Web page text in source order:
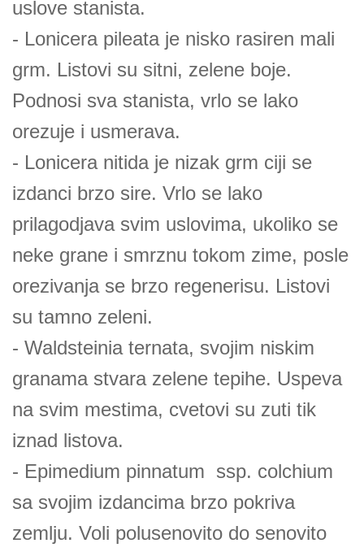
uslove stanista.
- Lonicera pileata je nisko rasiren mali
grm. Listovi su sitni, zelene boje.
Podnosi sva stanista, vrlo se lako
orezuje i usmerava.
- Lonicera nitida je nizak grm ciji se
izdanci brzo sire. Vrlo se lako
prilagodjava svim uslovima, ukoliko se
neke grane i smrznu tokom zime, posle
orezivanja se brzo regenerisu. Listovi
su tamno zeleni.
- Waldsteinia ternata, svojim niskim
granama stvara zelene tepihe. Uspeva
na svim mestima, cvetovi su zuti tik
iznad listova.
- Epimedium pinnatum ssp. colchium
sa svojim izdancima brzo pokriva
zemlju. Voli polusenovito do senovito